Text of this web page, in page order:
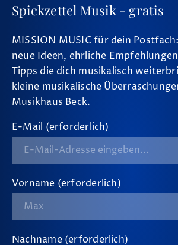
Spickzettel Musik - gratis
MISSION MUSIC für dein Postfach:
neue Ideen, ehrliche
Tipps die dich musikalisch
kleine musikalische
Musikhaus Beck.
E-Mail (erforderlich)
Vorname (erforderlich)
Nachname (erforderlich)